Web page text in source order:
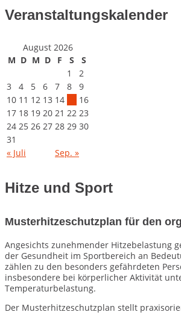
Veranstaltungskalender
August 2026
M D M D F S
S
1
2
3
4 5 6 7 8
9
10 11 12 13 14
16
17 18 19 20 21 22 23
24 25 26 27 28 29 30
31
« Juli
Sep. »
Hitze und Sport
Musterhitzeschutzplan für den
Angesichts zunehmender Hitzebelastung
der Gesundheit im Sportbereich an
zählen zu den besonders gefährdeten
insbesondere bei körperlicher Aktivität
Temperaturbelastung.
Der Musterhitzeschutzplan stellt